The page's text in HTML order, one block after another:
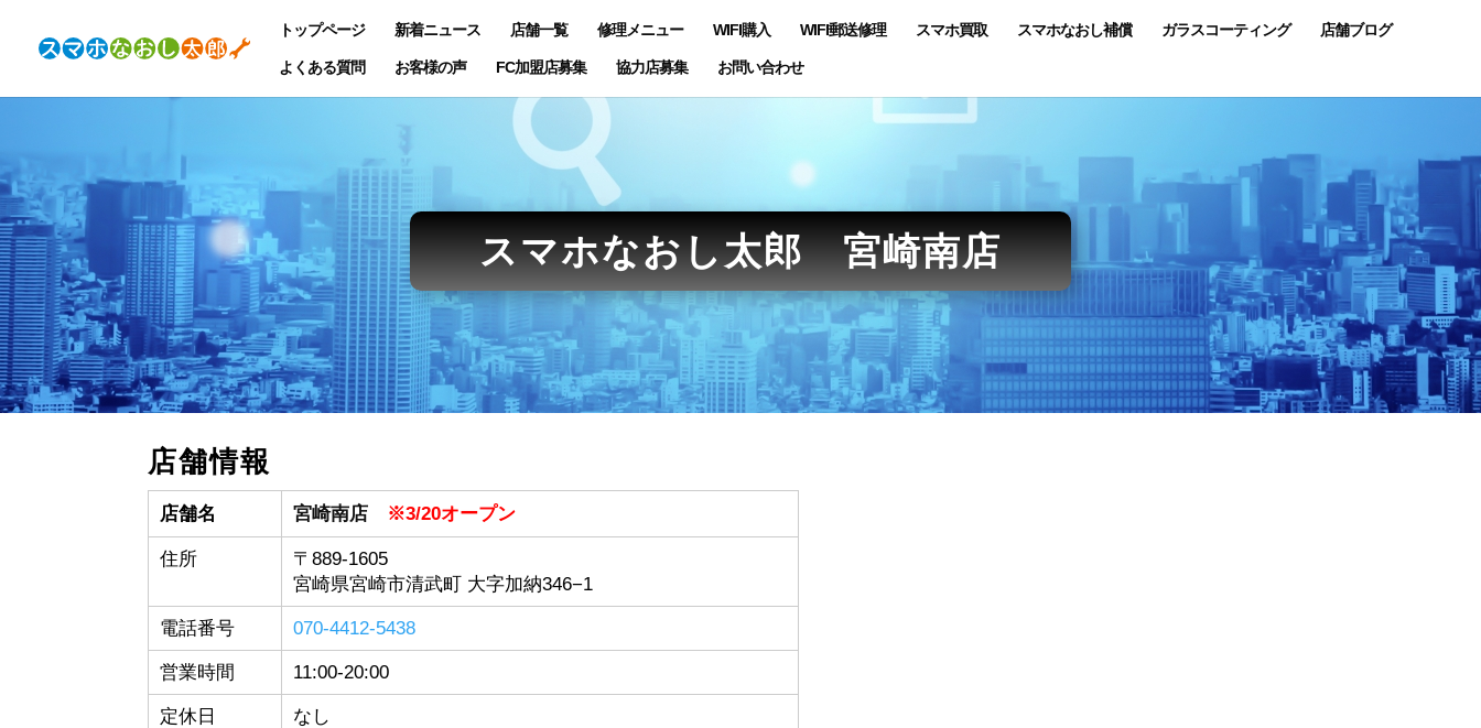
トップページ 新着ニュース 店舗一覧 修理メニュー WIFI購入 WIFI郵送修理 スマホ買取 スマホなおし補償 ガラスコーティング 店舗ブログ
よくある質問 お客様の声 FC加盟店募集 協力店募集 お問い合わせ
スマホなおし太郎 宮崎南店
店舗情報
店舗名 宮崎南店 ※3/20オープン
住所
〒889-1605
宮崎県宮崎市清武町 大字加納346−1
電話番号 070-4412-5438
営業時間 11:00-20:00
定休日 なし